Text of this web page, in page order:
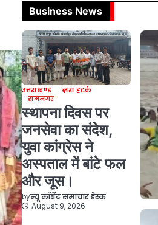
Business News
उत्तराखण्ड
ज़रा हटके
रामनगर
स्थापना दिवस पर
जनसेवा का संदेश,
युवा कांग्रेस ने
अस्पताल में बांटे फल
और जूस।
byन्यू कॉर्बेट समाचार डेस्क
August 9, 2026